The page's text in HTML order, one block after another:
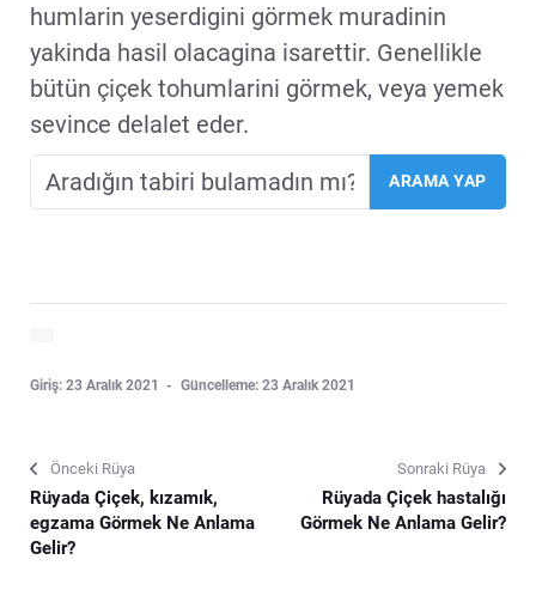
humlarin yeserdigini görmek muradinin
yakinda hasil olacagina isarettir. Genellikle
bütün çiçek tohumlarini görmek, veya yemek
sevince delalet eder.
Giriş: 23 Aralık 2021 Güncelleme: 23 Aralık 2021
Önceki Rüya
Rüyada Çiçek, kızamık,
egzama Görmek Ne Anlama
Gelir?
Sonraki Rüya
Rüyada Çiçek hastalığı
Görmek Ne Anlama Gelir?